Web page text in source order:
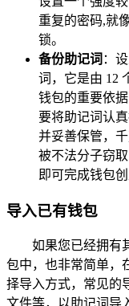
重复的密码,就
锁。
备份助记词 ：
词，它是由 12
钱包的重要依
要将助记词认
并妥善保管，
被不法分子窃
即可完成钱包创
导入已有钱包
如果您已经拥有
包中，也非常简单，
择导入方式，常见的